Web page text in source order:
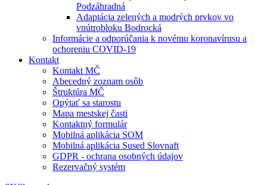
Podzáhradná
Adaptácia zelených a modrých prvkov vo
vnútrobloku Bodrocká
Informácie a odporúčania k novému koronavírusu a
ochoreniu COVID-19
Kontakt
Kontakt MČ
Abecedný zoznam osôb
Štruktúra MČ
Opýtať sa starostu
Mapa mestskej časti
Kontaktný formulár
Mobilná aplikácia SOM
Mobilná aplikácia Sused Slovnaft
GDPR - ochrana osobných údajov
Rezervačný systém